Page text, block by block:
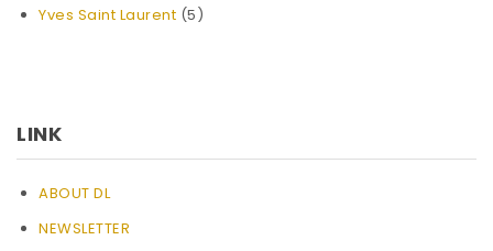
Yves Saint Laurent (5)
LINK
ABOUT DL
NEWSLETTER